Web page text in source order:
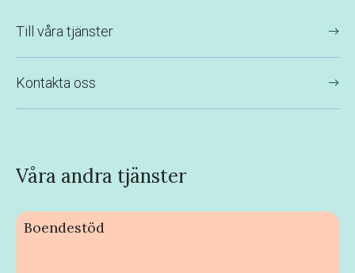
Till våra tjänster
Kontakta oss
Våra andra tjänster
Boendestöd